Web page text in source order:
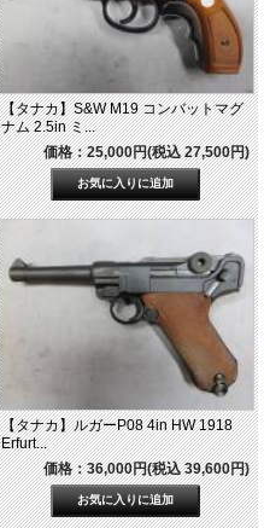
【タナカ】S&W M19 コンバットマグ
ナム 2.5in ミ...
価格：25,000円(税込 27,500円)
【タナカ】ルガーP08 4in HW 1918
Erfurt...
価格：36,000円(税込 39,600円)